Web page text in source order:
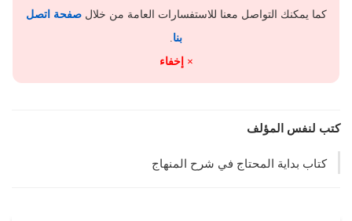
كما يمكنك التواصل معنا للاستفسارات العامة من خلالصفحة اتصل
بنا
× إخفاء
كتب لنفس المؤلف
كتاب بداية المحتاج في شرح المنهاج